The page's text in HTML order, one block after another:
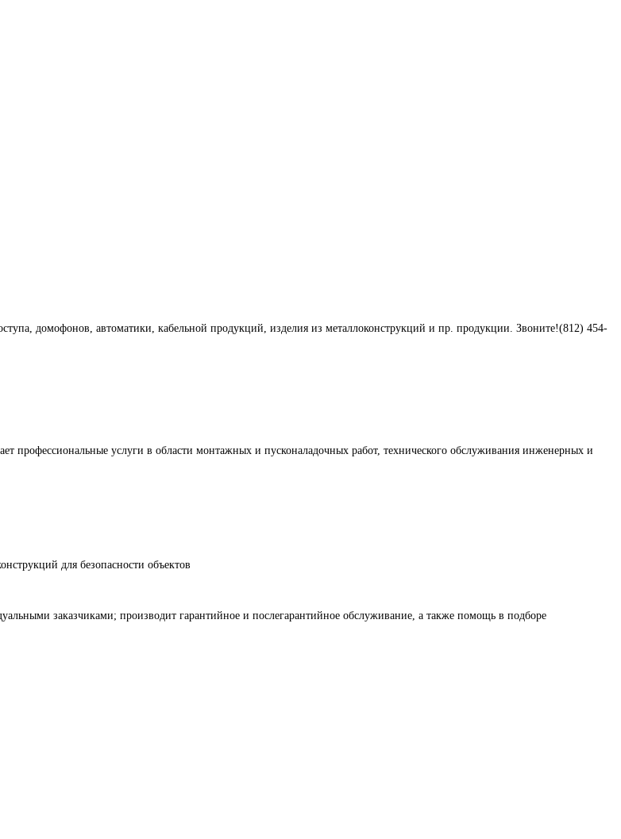
домофонов, автоматики, кабельной продукций, изделия из металлоконструкций и пр. продукции. Звоните!(812) 454-
профессиональные услуги в области монтажных и пусконаладочных работ, технического обслуживания инженерных и
для безопасности объектов
заказчиками; производит гарантийное и послегарантийное обслуживание, а также помощь в подборе